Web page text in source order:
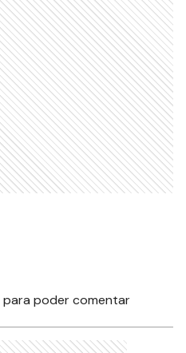
para poder comentar